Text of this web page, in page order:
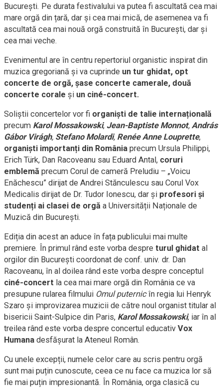
București. Pe durata festivalului va putea fi ascultată cea mai
mare orgă din țară, dar și cea mai mică, de asemenea va fi
ascultată cea mai nouă orgă construită în București, dar și
cea mai veche.
Evenimentul are în centru repertoriul organistic inspirat din
muzica gregoriană și va cuprinde un tur ghidat, opt
concerte de orgă, șase concerte camerale, două
concerte corale și un ciné-concert.
Soliștii concertelor vor fi organiști de talie internațională
precum Karol Mossakowski, Jean-Baptiste Monnot, András
Gábor Virágh, Stefano Molardi, Renée Anne Louprette,
organiști importanți din România precum Ursula Philippi,
Erich Türk, Dan Racoveanu sau Eduard Antal, coruri
emblemă precum Corul de cameră Preludiu – „Voicu
Enăchescu” dirijat de Andrei Stănculescu sau Corul Vox
Medicalis dirijat de Dr. Tudor Ionescu, dar și profesori și
studenți ai clasei de orgă a Universității Naționale de
Muzică din București.
Ediția din acest an aduce în fața publicului mai multe
premiere. În primul rând este vorba despre turul ghidat al
orgilor din București coordonat de conf. univ. dr. Dan
Racoveanu, în al doilea rând este vorba despre conceptul
ciné-concert la cea mai mare orgă din România ce va
presupune rularea filmului Omul puternicîn regia lui Henryk
Szaro și improvizarea muzicii de către noul organist titular al
bisericii Saint-Sulpice din Paris, Karol Mossakowski, iar în al
treilea rând este vorba despre concertul educativ Vox
Humana desfășurat la Ateneul Român.
Cu unele excepții, numele celor care au scris pentru orgă
sunt mai puțin cunoscute, ceea ce nu face ca muzica lor să
fie mai puțin impresionantă. În România, orga clasică cu